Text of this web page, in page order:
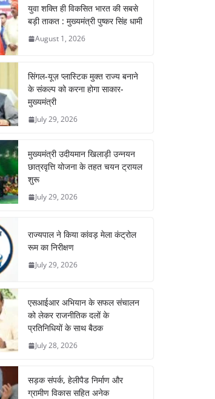
युवा शक्ति ही विकसित भारत की सबसे
बड़ी ताकत : मुख्यमंत्री पुष्कर सिंह धामी
August 1, 2026
सिंगल-यूज़ प्लास्टिक मुक्त राज्य बनाने
के संकल्प को करना होगा साकार-
मुख्यमंत्री
July 29, 2026
मुख्यमंत्री उदीयमान खिलाड़ी उन्नयन
छात्रवृत्ति योजना के तहत चयन ट्रायल
शुरू
July 29, 2026
राज्यपाल ने किया कांवड़ मेला कंट्रोल
रूम का निरीक्षण
July 29, 2026
एसआईआर अभियान के सफल संचालन
को लेकर राजनीतिक दलों के
प्रतिनिधियों के साथ बैठक
July 28, 2026
सड़क संपर्क, हेलीपैड निर्माण और
ग्रामीण विकास सहित अनेक